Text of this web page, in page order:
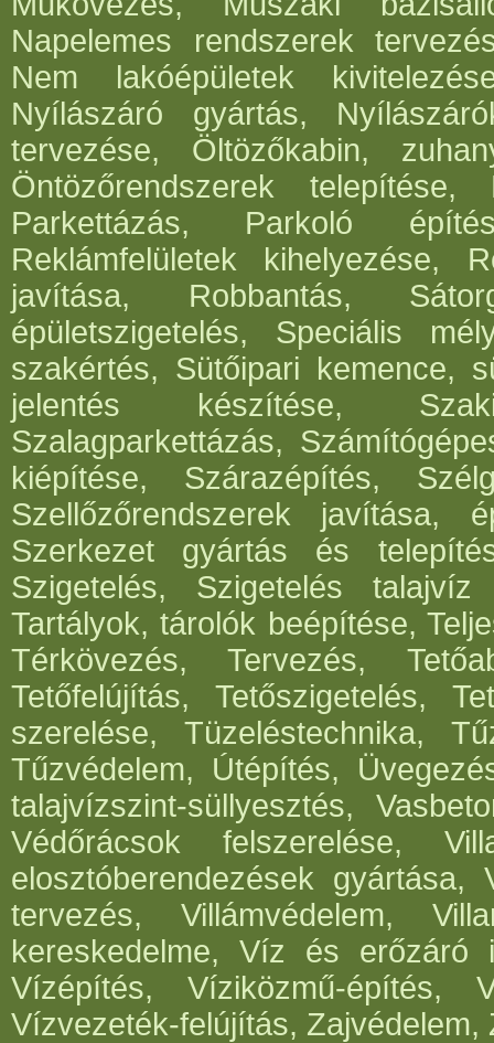
Napelemes rendszerek
Nem lakóépületek
Nyílászáró gyártás,
tervezése, Öltözőkabin,
Öntözőrendszerek
Parkettázás, Parkoló
Reklámfelületek kihelyezése,
javítása, Robbantás,
épületszigetelés, Speciális
szakértés, Sütőipari kemence,
jelentés készítése,
Szalagparkettázás,
kiépítése, Szárazépítés,
Szellőzőrendszerek javítása,
Szerkezet gyártás és
Szigetelés, Szigetelés
Tartályok, tárolók beépítése,
Térkövezés, Tervezés,
Tetőfelújítás, Tetőszigetelés,
szerelése, Tüzeléstechnika,
Tűzvédelem, Útépítés,
talajvízszint-süllyesztés,
Védőrácsok felszerelése,
elosztóberendezések gyártása,
tervezés, Villámvédelem,
kereskedelme, Víz és erőzáró
Vízépítés, Víziközmű-építés,
Vízvezeték-felújítás,